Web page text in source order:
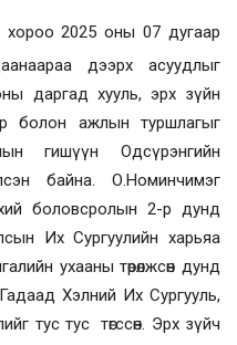
хороо 2025 оны 07 дугаар
дээрх асуудлыг
даргад хууль, эрх зүйн
болон ажлын туршлагыг
гишүүн Одсүрэнгийн
байна. О.Номинчимэг
боловсролын 2-р дунд
Их Сургуулийн харьяа
ухааны төрөлжсөн дунд
Хэлний Их Сургууль,
тус тус төгссөн. Эрх зүйч